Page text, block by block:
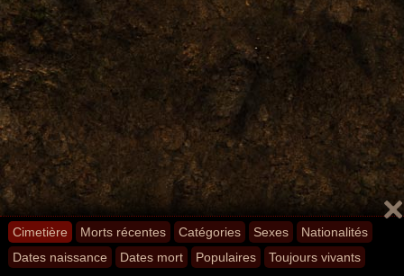
Cimetière Morts récentes Catégories Sexes
Nationalités
Dates naissance
Dates mort Populaires Toujours vivants